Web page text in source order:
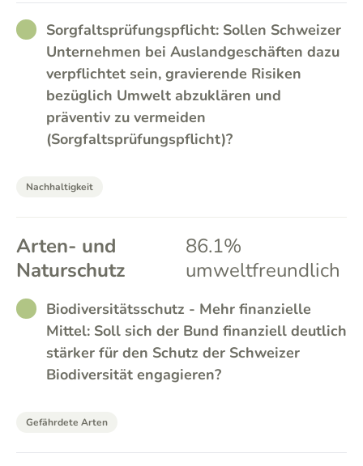
RATHER_GOOD
Sorgfaltsprüfungspflicht: Sollen Schweizer
Unternehmen bei Auslandgeschäften dazu
verpflichtet sein, gravierende Risiken
bezüglich Umwelt abzuklären und
präventiv zu vermeiden
(Sorgfaltsprüfungspflicht)?
Nachhaltigkeit
Arten- und
Naturschutz
86.1%
umweltfreundlich
RATHER_GOOD
Biodiversitätsschutz - Mehr finanzielle
Mittel: Soll sich der Bund finanziell deutlich
stärker für den Schutz der Schweizer
Biodiversität engagieren?
Gefährdete Arten